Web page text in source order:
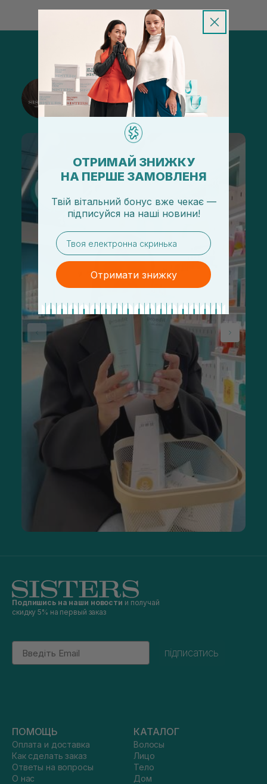
@sisters_stelmakh в Instagram
Подписаться
Подпишись на наши новости и получай
скидку 5% на первый заказ
Email
підписатись
ПОМОЩЬ
Оплата и доставка
Как сделать заказ
Ответы на вопросы
О нас
КАТАЛОГ
Волосы
Лицо
Тело
Дом
ОТРИМАЙ ЗНИЖКУ
НА ПЕРШЕ ЗАМОВЛЕНЯ
Твій вітальний бонус вже чекає —
підписуйся на наші новини!
email
Отримати знижку